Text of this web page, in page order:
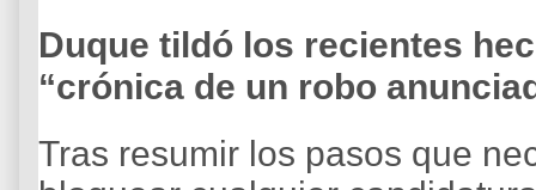
Duque tildó los recientes
“crónica de un robo
Tras resumir los pasos que